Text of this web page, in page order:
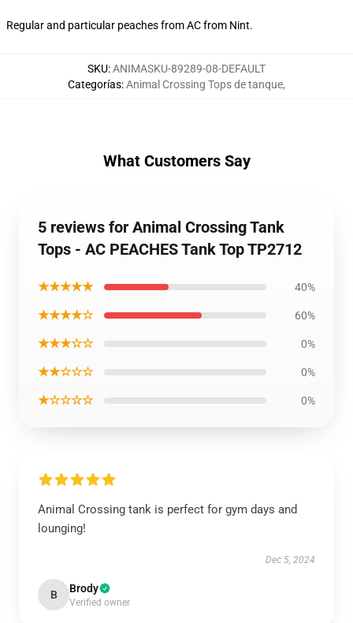
Regular and particular peaches from AC from Nint.
SKU:ANIMASKU-89289-08-DEFAULT
Categorías:Animal Crossing Tops de tanque,
What Customers Say
5 reviews for Animal Crossing Tank
Tops - AC PEACHES Tank Top TP2712
★★★★★ 40%
★★★★☆ 60%
★★★☆☆ 0%
★★☆☆☆ 0%
★☆☆☆☆ 0%
Animal Crossing tank is perfect for gym days and
lounging!
Dec 5, 2024
B Brody
Verified owner